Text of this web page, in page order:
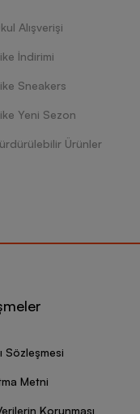
Alışverişi
İndirimi
Sneakers
Yeni Sezon
Ürünler
Sözleşmesi
Metni
Korunması